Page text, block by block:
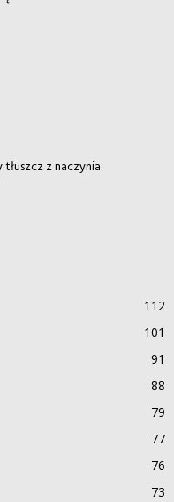
tłuszcz z naczynia
112
101
91
88
79
77
76
73